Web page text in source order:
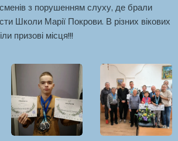
з порушенням слуху, де брали
Школи Марії Покрови. В різних вікових
призові місця!!!